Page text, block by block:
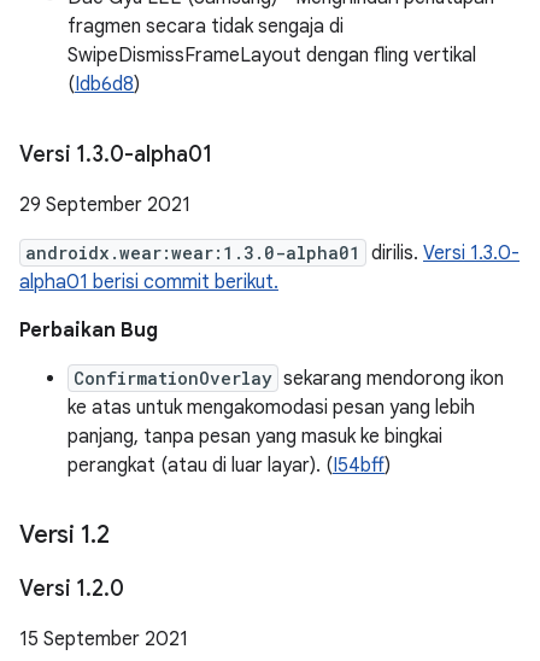
fragmen secara tidak sengaja di
SwipeDismissFrameLayout dengan fling vertikal
(Idb6d8)
Versi 1.3.0-alpha01
29 September 2021
androidx.wear:wear:1.3.0-alpha01 dirilis. Versi 1.3.0-
alpha01 berisi commit berikut.
Perbaikan Bug
ConfirmationOverlay sekarang mendorong ikon
ke atas untuk mengakomodasi pesan yang lebih
panjang, tanpa pesan yang masuk ke bingkai
perangkat (atau di luar layar). (I54bff)
Versi 1.2
Versi 1.2.0
15 September 2021